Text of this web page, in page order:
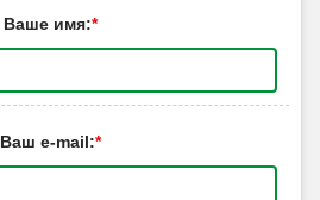
Ваше имя:*
Ваш e-mail:*